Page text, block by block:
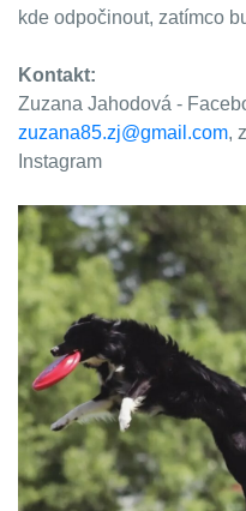
kde odpočinout, zatímco
Kontakt:
Zuzana Jahodová -
zuzana85.zj@gmail.com,
Instagram